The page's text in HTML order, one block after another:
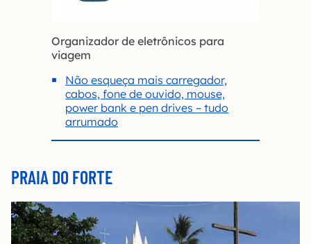
Organizador de eletrônicos para
viagem
Não esqueça mais carregador,
cabos, fone de ouvido, mouse,
power bank e pen drives – tudo
arrumado
PRAIA DO FORTE